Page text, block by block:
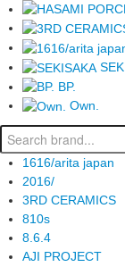
BP.
Own.
1616/arita japan
2016/
3RD CERAMICS
810s
8.6.4
AJI PROJECT